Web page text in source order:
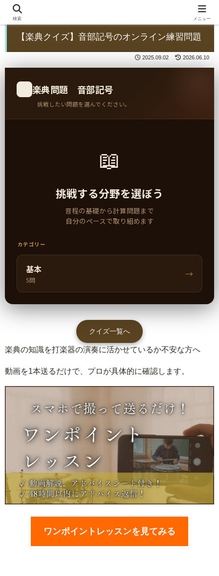
【楽典クイズ】音部記号のオンライン練習問題
2025.09.02 2026.06.10
楽典問題 音部記号
挑戦したい問題を選んでください。
📖
挑戦する分野を選ぼう
音程の基礎から計算問題まで
自分のペースで取り組めます
カテゴリー
基本
5問
→
クイズ一覧へ
楽典の知識を打楽器の演奏に活かせているか不安な方へ
動画を1本送るだけで、プロが具体的に確認します。
ワンポイントレッスンを見てみる
検索 メニュー